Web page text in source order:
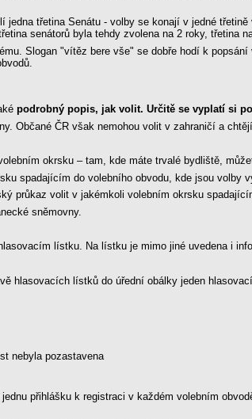
třetina Senátu - volby se konají v jedné
senátorů byla tehdy zvolena na 2 roky, třetina
Slogan "vítěz bere vše" se dobře hodí k
podrobný popis, jak volit. Určitě se vyplatí si
Občané ČR však nemohou volit v zahraničí a
okrsku – tam, kde máte trvalé bydliště,
spadajícím do volebního obvodu, kde jsou volby
průkaz volit v jakémkoli volebním okrsku
sněmovny.
lístku. Na lístku je mimo jiné uvedena i
hlasovacích lístků do úřední obálky jeden
nebyla pozastavena
přihlášku k registraci v každém volebním